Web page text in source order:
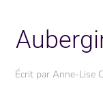
Écrit par Anne-Lise